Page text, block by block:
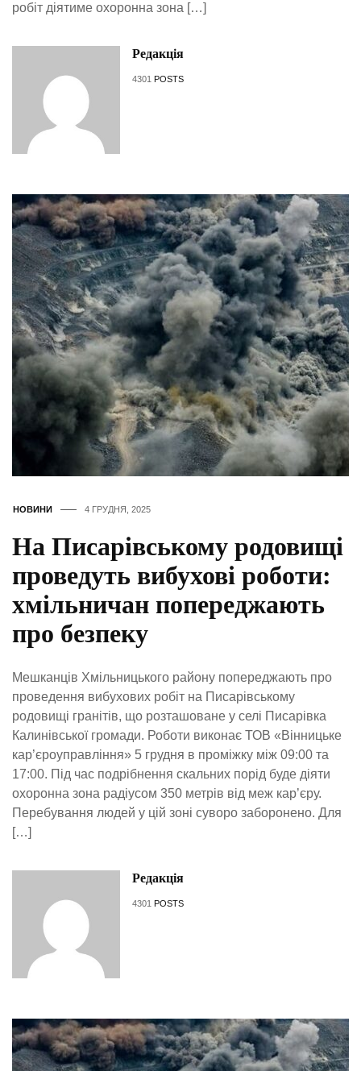
робіт діятиме охоронна зона […]
Редакція
4301 POSTS
НОВИНИ 4 ГРУДНЯ, 2025
На Писарівському родовищі
проведуть вибухові роботи:
хмільничан попереджають
про безпеку
Мешканців Хмільницького району попереджають про
проведення вибухових робіт на Писарівському
родовищі гранітів, що розташоване у селі Писарівка
Калинівської громади. Роботи виконає ТОВ «Вінницьке
кар’єроуправління» 5 грудня в проміжку між 09:00 та
17:00. Під час подрібнення скальних порід буде діяти
охоронна зона радіусом 350 метрів від меж кар’єру.
Перебування людей у цій зоні суворо заборонено. Для
[…]
Редакція
4301 POSTS